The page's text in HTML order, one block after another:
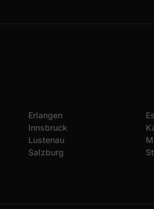
Erlangen
Innsbruck
Lustenau
Salzburg